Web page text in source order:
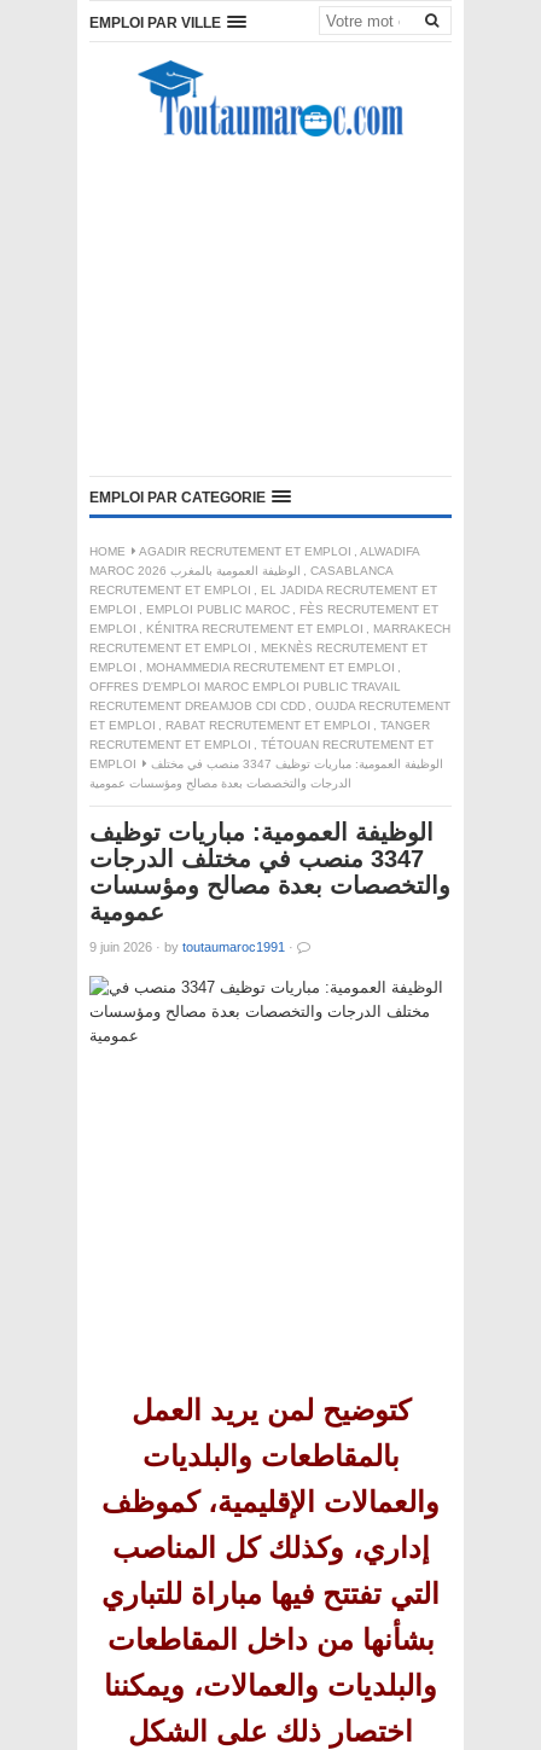
EMPLOI PAR VILLE
EMPLOI PAR CATEGORIE
HOME AGADIR RECRUTEMENT ET EMPLOI , ALWADIFA
MAROC 2026 الوظيفة العمومية بالمغرب
, CASABLANCA
RECRUTEMENT ET EMPLOI , EL JADIDA RECRUTEMENT ET
EMPLOI , EMPLOI PUBLIC MAROC , FÈS RECRUTEMENT ET
EMPLOI , KÉNITRA RECRUTEMENT ET EMPLOI , MARRAKECH
RECRUTEMENT ET EMPLOI , MEKNÈS RECRUTEMENT ET
EMPLOI , MOHAMMEDIA RECRUTEMENT ET EMPLOI ,
OFFRES D'EMPLOI MAROC EMPLOI PUBLIC TRAVAIL
RECRUTEMENT DREAMJOB CDI CDD , OUJDA RECRUTEMENT
ET EMPLOI , RABAT RECRUTEMENT ET EMPLOI , TANGER
RECRUTEMENT ET EMPLOI , TÉTOUAN RECRUTEMENT ET
EMPLOI
الوظيفة العمومية: مباريات توظيف 3347 منصب في مختلف
الدرجات والتخصصات بعدة مصالح ومؤسسات عمومية
الوظيفة العمومية: مباريات توظيف
3347 منصب في مختلف الدرجات
والتخصصات بعدة مصالح ومؤسسات
عمومية
9 juin 2026 · by toutaumaroc1991 ·
كتوضيح لمن يريد العمل
بالمقاطعات والبلديات
والعمالات الإقليمية، كموظف
إداري، وكذلك كل المناصب
التي تفتتح فيها مباراة للتباري
بشأنها من داخل المقاطعات
والبلديات والعمالات، ويمكننا
اختصار ذلك على الشكل